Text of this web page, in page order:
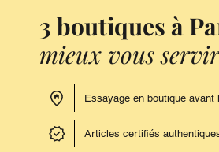
3 boutiques à
mieux vous
Essayage en boutique avant
Articles certifiés